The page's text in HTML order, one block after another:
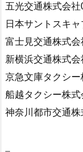
五光交通株式会
日本サントスキ
富士見交通株式
新横浜交通株式
京急文庫タクシ
船越タクシー株
神奈川都市交通